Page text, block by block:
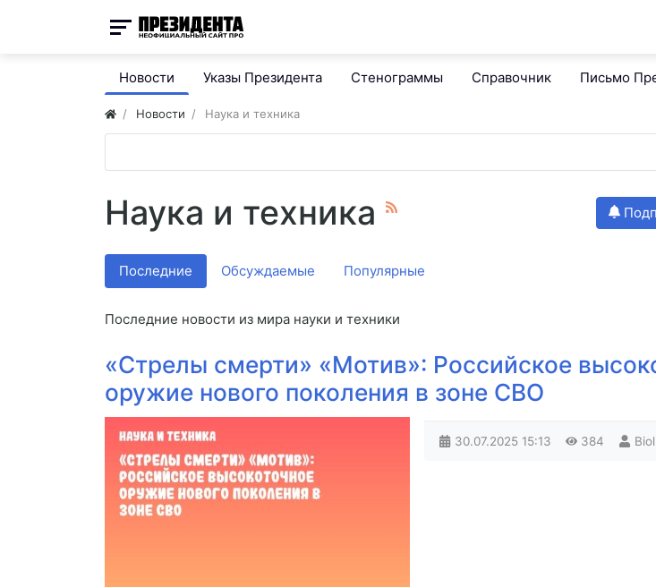
Новости Указы Президента Стенограммы Справочник Письмо
Новости Наука и техника
Наука и техника
Последние Обсуждаемые Популярные
Последние новости из мира науки и техники
«Стрелы смерти» «Мотив»: Российское
оружие нового поколения в зоне СВО
30.07.2025 15:13 384 Biol